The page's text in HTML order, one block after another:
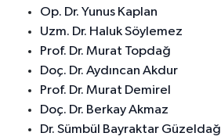
Op. Dr. Yunus Kaplan
Uzm. Dr. Haluk Söylemez
Prof. Dr. Murat Topdağ
Doç. Dr. Aydıncan Akdur
Prof. Dr. Murat Demirel
Doç. Dr. Berkay Akmaz
Dr. Sümbül Bayraktar Güzeldağ